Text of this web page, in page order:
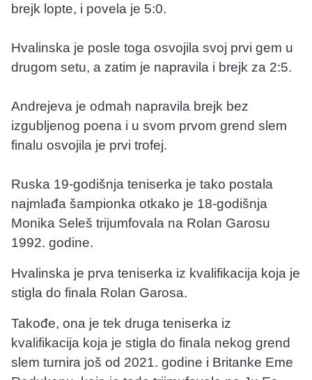
brejk lopte, i povela je 5:0.
Hvalinska je posle toga osvojila svoj prvi gem u
drugom setu, a zatim je napravila i brejk za 2:5.
Andrejeva je odmah napravila brejk bez
izgubljenog poena i u svom prvom grend slem
finalu osvojila je prvi trofej.
Ruska 19-godišnja teniserka je tako postala
najmlađa šampionka otkako je 18-godišnja
Monika Seleš trijumfovala na Rolan Garosu
1992. godine.
Hvalinska je prva teniserka iz kvalifikacija koja je
stigla do finala Rolan Garosa.
Takođe, ona je tek druga teniserka iz
kvalifikacija koja je stigla do finala nekog grend
slem turnira još od 2021. godine i Britanke Eme